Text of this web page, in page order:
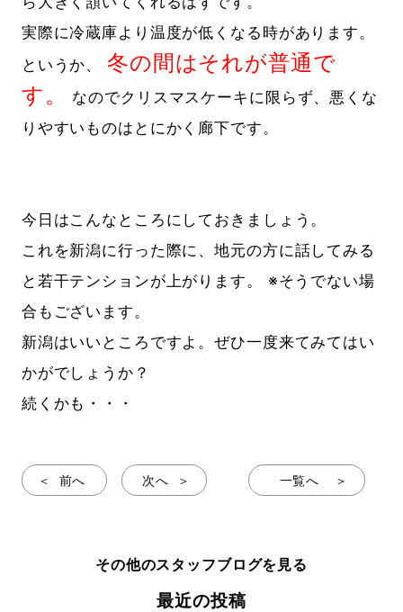
実際に冷蔵庫より温度が低くなる時があります。
というか、冬の間はそれが普通で
す。
なのでクリスマスケーキに限らず、悪くな
りやすいものはとにかく廊下です。
今日はこんなところにしておきましょう。
これを新潟に行った際に、地元の方に話してみる
と若干テンションが上がります。 ※そうでない場
合もございます。
新潟はいいところですよ。ぜひ一度来てみてはい
かがでしょうか？
続くかも・・・
一覧へ
前へ 次へ
その他のスタッフブログを見る
最近の投稿